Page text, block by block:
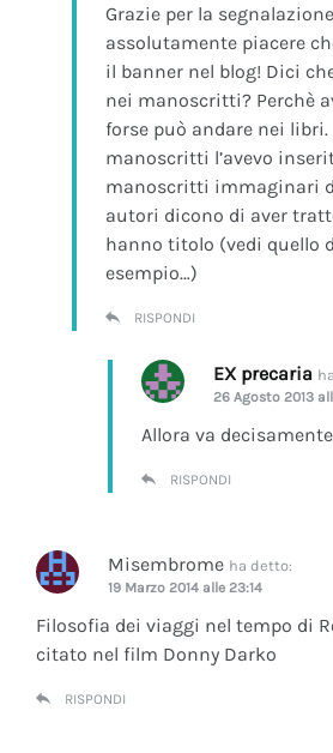
Grazie per la
assolutamente piacere
il banner nel blog! Dici
nei manoscritti? Perchè
forse può andare nei libri.
manoscritti l’avevo
manoscritti immaginari
autori dicono di aver
hanno titolo (vedi quello
esempio…)
RISPONDI
EX precaria
26 Agosto 2013
Allora va
RISPONDI
Misembrome ha detto:
19 Marzo 2014 alle 23:14
Filosofia dei viaggi nel tempo di
citato nel film Donny Darko
RISPONDI